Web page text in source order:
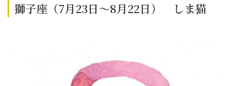
獅子座（7月23日～8月22日） しま猫